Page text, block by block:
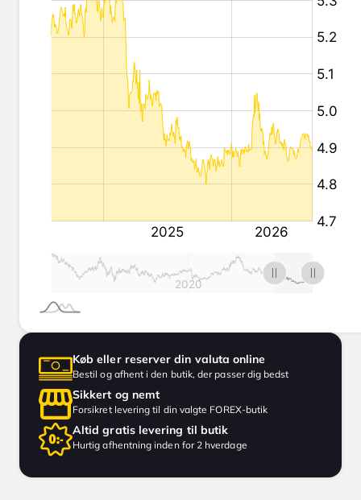
Køb eller reserver din valuta online
Bestil og afhent i den butik, der passer dig bedst
Sikkert og nemt
Forsikret levering til din valgte FOREX-butik
Altid gratis levering til butik
Hurtig afhentning inden for 2 hverdage